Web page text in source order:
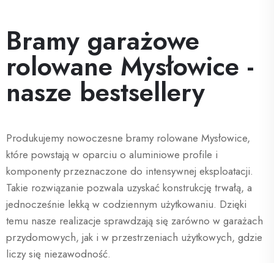
Bramy garażowe
rolowane Mysłowice -
nasze bestsellery
Produkujemy nowoczesne bramy rolowane Mysłowice,
które powstają w oparciu o aluminiowe profile i
komponenty przeznaczone do intensywnej eksploatacji.
Takie rozwiązanie pozwala uzyskać konstrukcję trwałą, a
jednocześnie lekką w codziennym użytkowaniu. Dzięki
temu nasze realizacje sprawdzają się zarówno w garażach
przydomowych, jak i w przestrzeniach użytkowych, gdzie
liczy się niezawodność.